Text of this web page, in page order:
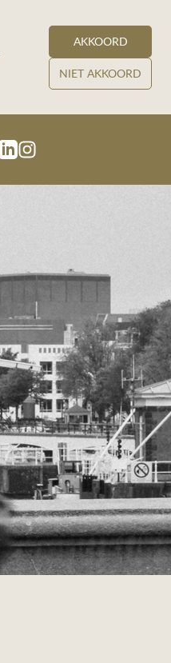
AKKOORD
NIET AKKOORD